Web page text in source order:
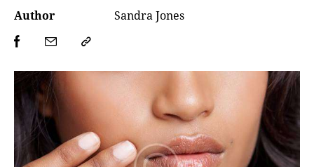
Author
Sandra Jones